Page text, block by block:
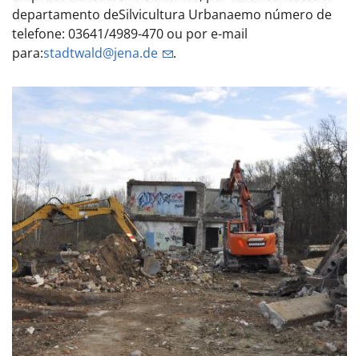
departamento deSilvicultura Urbanaemo número de
telefone: 03641/4989-470 ou por e-mail
para:stadtwald@jena.de .